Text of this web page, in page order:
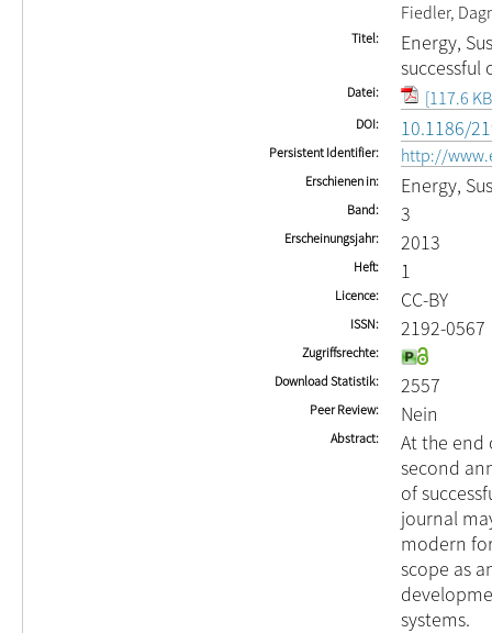
Fiedler,
Titel
Energy,
successful
Datei [117.6
DOI 10.1186/
Persistent Identifier http://
Erschienen in Energy,
Band 3
Erscheinungsjahr 2013
Heft 1
Licence CC-BY
ISSN 2192-0567
Zugriffsrechte
Download Statistik
2557
Peer Review Nein
Abstract
At the end
second
of
journal
modern
scope as
systems.